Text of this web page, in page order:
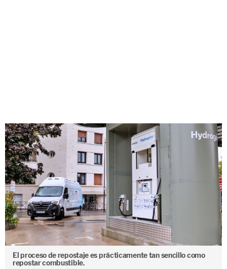
El proceso de repostaje es prácticamente tan sencillo como
repostar combustible.